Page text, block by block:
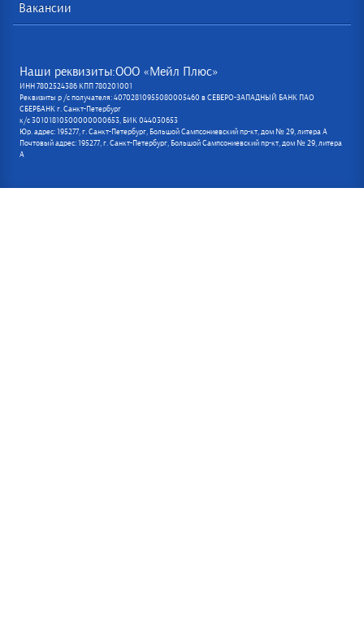
Вакансии
Наши реквизиты:ООО «Мейл Плюс»
ИНН 7802524386 КПП 780201001
Реквизиты р /с получателя: 40702810955080005460 в СЕВЕРО-ЗАПАДНЫЙ БАНК ПАО
СБЕРБАНК г. Санкт-Петербург
к/с 30101810500000000653, БИК 044030653
Юр. адрес: 195277, г. Санкт-Петербург, Большой Сампсониевский пр-кт, дом № 29, литера А
Почтовый адрес: 195277, г. Санкт-Петербург, Большой Сампсониевский пр-кт, дом № 29, литера
А